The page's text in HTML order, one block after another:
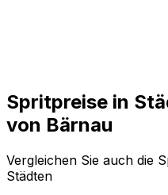
Spritpreise in
von Bärnau
Vergleichen Sie auch die
Städten